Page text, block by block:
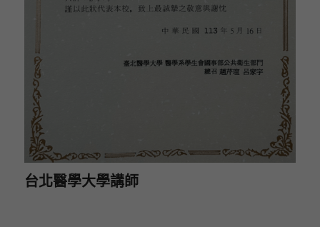
台北醫學大學講師